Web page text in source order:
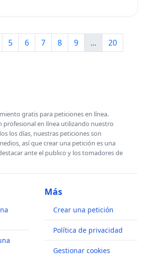
5 6 7 8 9 ...
20
gratis para peticiones en línea.
profesional en línea utilizando nuestro
los días, nuestras peticiones son
así que crear una petición es una
ante el publico y los tomadores de
Más
Crear una petición
Política de privacidad
Gestionar cookies